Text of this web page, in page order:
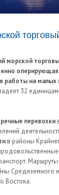
морской
на малых
32
перевозки
в районы
Маршруты
Средиземного
Востока.